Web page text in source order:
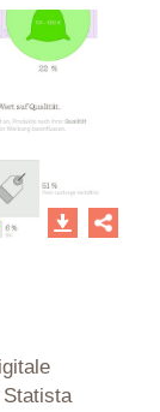
Statista